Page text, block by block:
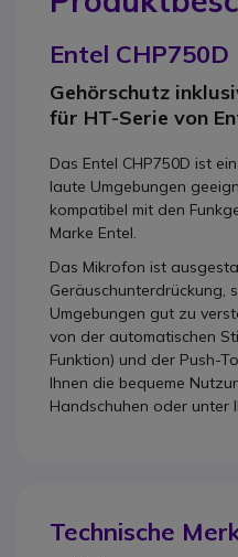
Entel CHP750D
Gehörschutz
für HT-Serie von
Das Entel CHP750D ist
laute Umgebungen
kompatibel mit den
Marke Entel.
Das Mikrofon ist
Geräuschunterdrückung,
Umgebungen gut zu
von der automatischen
Funktion) und der Push-
Ihnen die bequeme
Handschuhen oder unter
Technische